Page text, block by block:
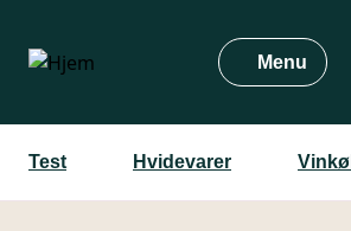
hovedindhold
Menu
Test Hvidevarer